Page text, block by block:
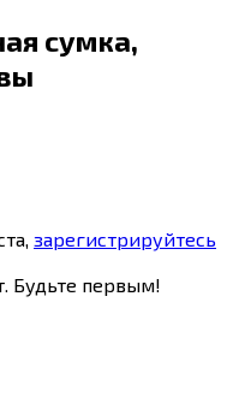
сумка,
зарегистрируйтесь
Будьте первым!